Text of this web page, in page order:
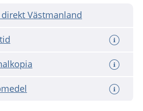
direkt Västmanland